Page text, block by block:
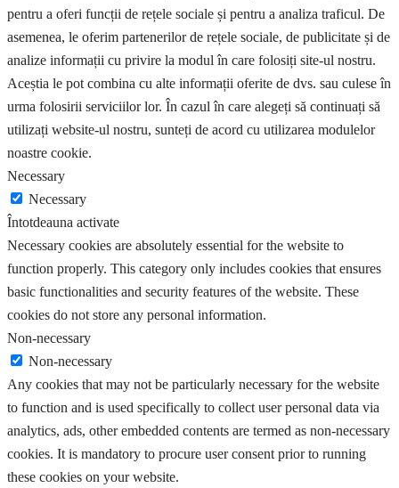
pentru a oferi funcții de rețele sociale și pentru a analiza traficul. De
asemenea, le oferim partenerilor de rețele sociale, de publicitate și de
analize informații cu privire la modul în care folosiți site-ul nostru.
Aceștia le pot combina cu alte informații oferite de dvs. sau culese în
urma folosirii serviciilor lor. În cazul în care alegeți să continuați să
utilizați website-ul nostru, sunteți de acord cu utilizarea modulelor
noastre cookie.
Necessary
Necessary
Întotdeauna activate
Necessary cookies are absolutely essential for the website to
function properly. This category only includes cookies that ensures
basic functionalities and security features of the website. These
cookies do not store any personal information.
Non-necessary
Non-necessary
Any cookies that may not be particularly necessary for the website
to function and is used specifically to collect user personal data via
analytics, ads, other embedded contents are termed as non-necessary
cookies. It is mandatory to procure user consent prior to running
these cookies on your website.